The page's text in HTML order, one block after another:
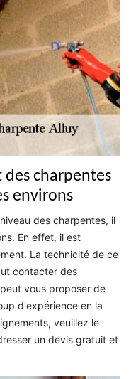
charpentes
environs
des charpentes, il
En effet, il est
La technicité de ce
contacter des
vous proposer de
d'expérience en la
veuillez le
un devis gratuit et